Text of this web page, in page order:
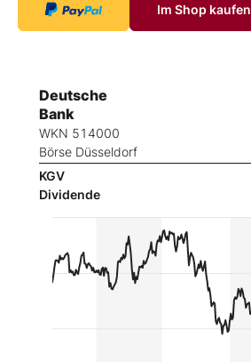
Im Shop kaufen
Deutsche
Bank
WKN 514000
Börse Düsseldorf
KGV
Dividende